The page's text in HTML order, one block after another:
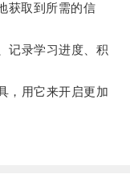
获取到所需的信
录学习进度、积
用它来开启更加